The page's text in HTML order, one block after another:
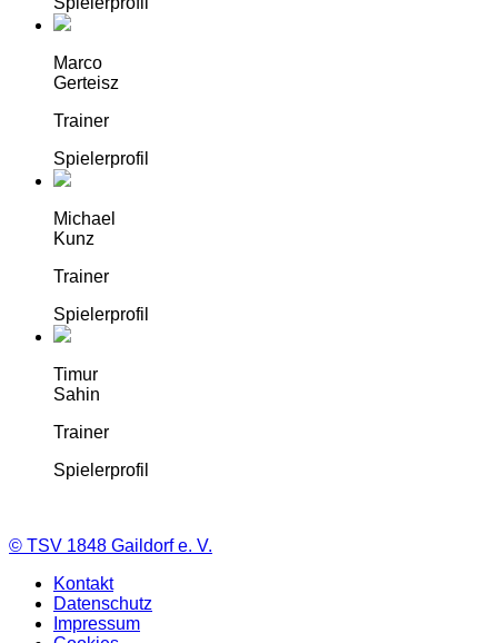
Marco
Gerteisz
Trainer
Spielerprofil
Michael
Kunz
Trainer
Spielerprofil
Timur
Sahin
Trainer
Spielerprofil
© TSV 1848 Gaildorf e. V.
Kontakt
Datenschutz
Impressum